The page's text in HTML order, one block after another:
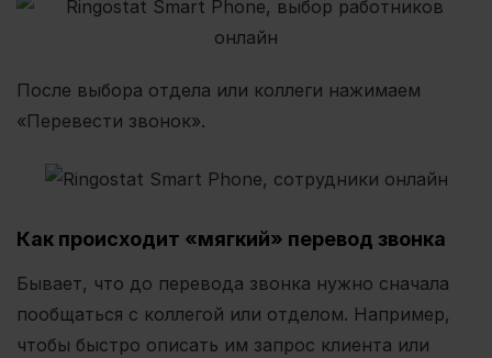
После выбора отдела или коллеги нажимаем
«Перевести звонок».
Как происходит «мягкий» перевод звонка
Бывает, что до перевода звонка нужно сначала
пообщаться с коллегой или отделом. Например,
чтобы быстро описать им запрос клиента или